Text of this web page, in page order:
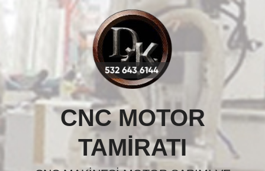
CNC MOTOR
TAMIRATI